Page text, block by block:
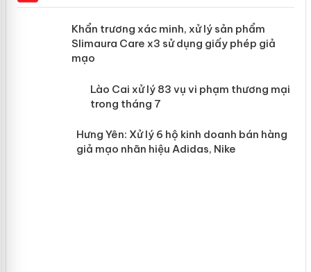
Khẩn trương xác minh, xử lý sản phẩm
Slimaura Care x3 sử dụng giấy phép
mại trong tháng 7